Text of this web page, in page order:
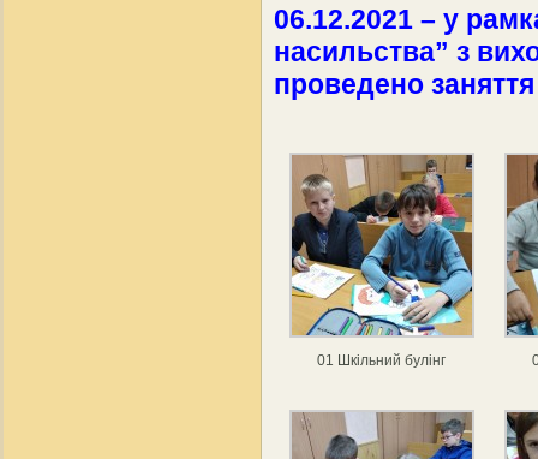
06.12.2021 – у
насильства” з
проведено
01 Шкільний булінг